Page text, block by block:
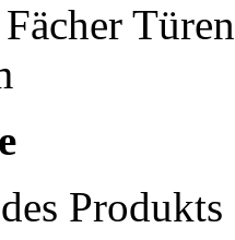
Produkts